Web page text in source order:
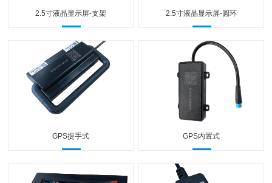
2.5寸液晶显示屏-支架 2.5寸液晶显示屏-圆环
GPS提手式 GPS内置式